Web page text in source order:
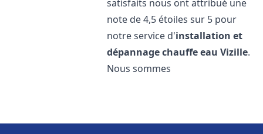
satisfaits nous ont attribué une
note de 4,5 étoiles sur 5 pour
notre service d'installation et
dépannage chauffe eau Vizille.
Nous sommes